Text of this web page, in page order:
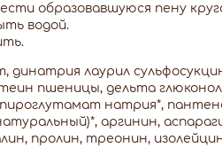
образовавшуюся пену
водой.
динатрия лаурил
пшеницы, дельта
натрия*,
аргинин,
пролин, треонин,